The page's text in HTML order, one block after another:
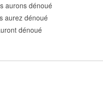
aurons dénoué
aurez dénoué
dénoué